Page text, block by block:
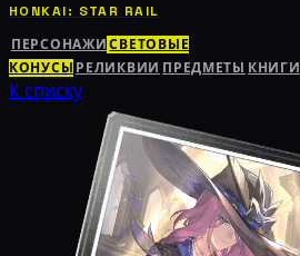
HONKAI: STAR RAIL
ПЕРСОНАЖИ СВЕТОВЫЕ
КОНУСЫ РЕЛИКВИИ ПРЕДМЕТЫ КНИГИ
К списку